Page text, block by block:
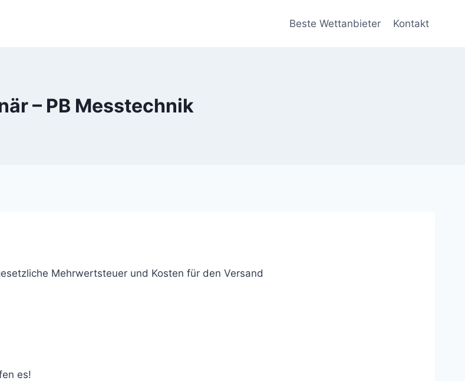
Beste Wettanbieter Kontakt
– PB Messtechnik
Mehrwertsteuer und Kosten für den Versand
es!